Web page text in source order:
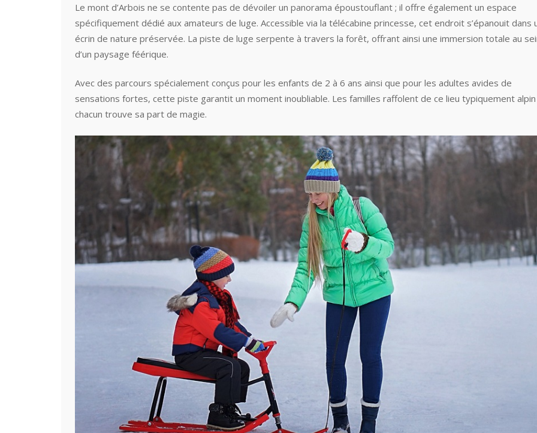
Le mont d’Arbois ne se contente pas de dévoiler un panorama époustouflant ; il offre également un espace
spécifiquement dédié aux amateurs de luge. Accessible via la télécabine princesse, cet endroit s’épanouit dans
écrin de nature préservée. La piste de luge serpente à travers la forêt, offrant ainsi une immersion totale au
d’un paysage féérique.
Avec des parcours spécialement conçus pour les enfants de 2 à 6 ans ainsi que pour les adultes avides de
sensations fortes, cette piste garantit un moment inoubliable. Les familles raffolent de ce lieu typiquement alpin
chacun trouve sa part de magie.